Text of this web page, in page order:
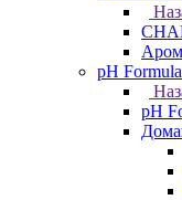
pH Formula
pH